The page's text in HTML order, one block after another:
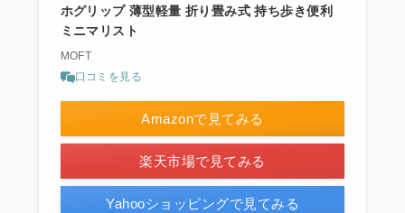
ホグリップ 薄型軽量 折り畳み式 持ち歩き便利
ミニマリスト
MOFT
口コミを見る
Amazonで見てみる
楽天市場で見てみる
Yahooショッピングで見てみる